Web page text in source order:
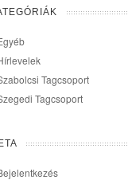
Tagcsoport
Tagcsoport